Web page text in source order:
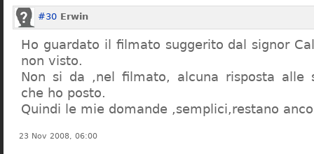
#30 Erwin
Ho guardato il filmato suggerito dal signor
non visto.
Non si da ,nel filmato, alcuna risposta alle
che ho posto.
Quindi le mie domande ,semplici,restano
23 Nov 2008, 06:00